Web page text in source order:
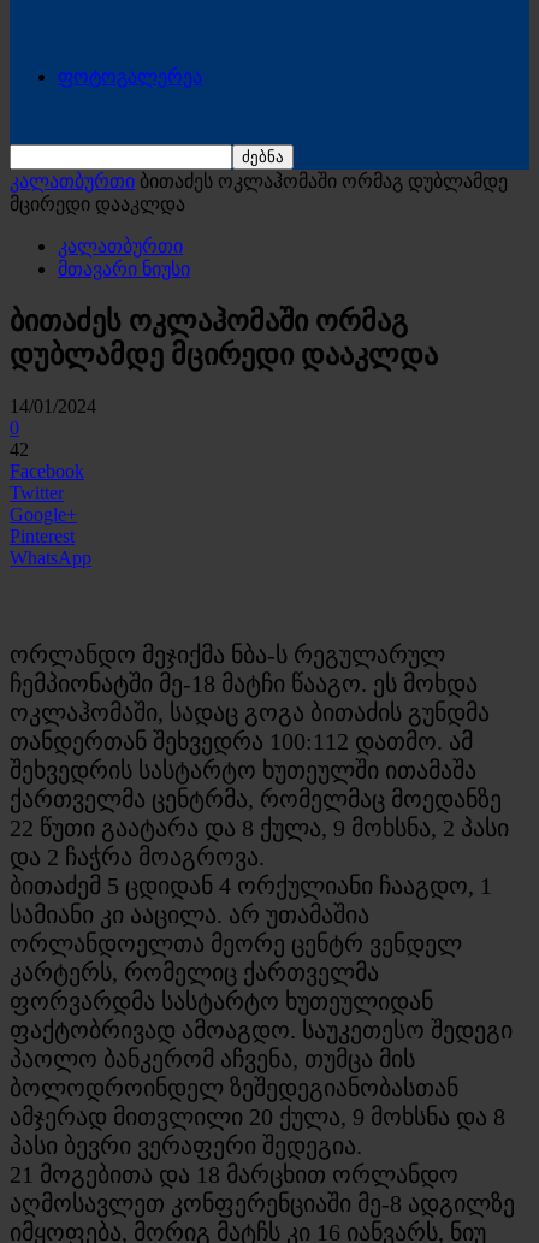
ფოტოგალერეა
კალათბურთი ბითაძეს ოკლაჰომაში ორმაგ დუბლამდე
მცირედი დააკლდა
კალათბურთი
მთავარი ნიუსი
ბითაძეს ოკლაჰომაში ორმაგ
დუბლამდე მცირედი დააკლდა
14/01/2024
0
42
Facebook
Twitter
Google+
Pinterest
WhatsApp
ორლანდო მეჯიქმა ნბა-ს რეგულარულ
ჩემპიონატში მე-18 მატჩი წააგო. ეს მოხდა
ოკლაჰომაში, სადაც გოგა ბითაძის გუნდმა
თანდერთან შეხვედრა 100:112 დათმო. ამ
შეხვედრის სასტარტო ხუთეულში ითამაშა
ქართველმა ცენტრმა, რომელმაც მოედანზე
22 წუთი გაატარა და 8 ქულა, 9 მოხსნა, 2 პასი
და 2 ჩაჭრა მოაგროვა.
ბითაძემ 5 ცდიდან 4 ორქულიანი ჩააგდო, 1
სამიანი კი ააცილა. არ უთამაშია
ორლანდოელთა მეორე ცენტრ ვენდელ
კარტერს, რომელიც ქართველმა
ფორვარდმა სასტარტო ხუთეულიდან
ფაქტობრივად ამოაგდო. საუკეთესო შედეგი
პაოლო ბანკერომ აჩვენა, თუმცა მის
ბოლოდროინდელ ზეშედეგიანობასთან
ამჯერად მითვლილი 20 ქულა, 9 მოხსნა და 8
პასი ბევრი ვერაფერი შედეგია.
21 მოგებითა და 18 მარცხით ორლანდო
აღმოსავლეთ კონფერენციაში მე-8 ადგილზე
იმყოფება, მორიგ მატჩს კი 16 იანვარს, ნიუ